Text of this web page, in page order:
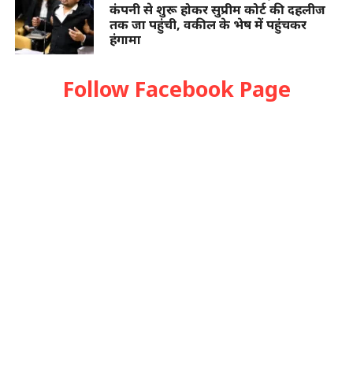
कंपनी से शुरू होकर सुप्रीम कोर्ट की दहलीज
तक जा पहुंची, वकील के भेष में पहुंचकर
हंगामा
Follow Facebook Page